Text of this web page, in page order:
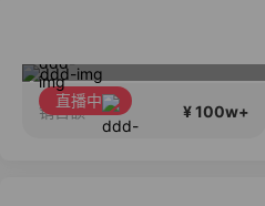
直播中
销售额 ¥ 100w+